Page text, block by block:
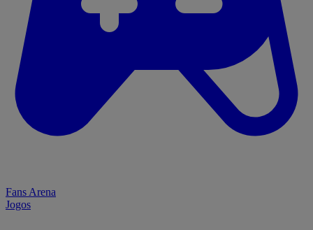
Fans Arena
Jogos